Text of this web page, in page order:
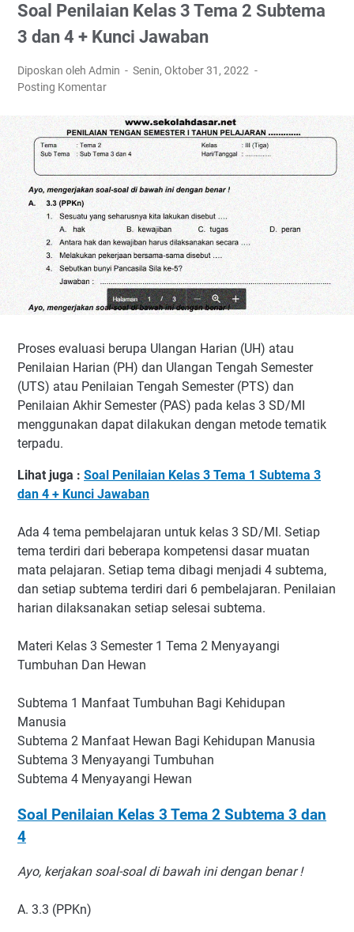
Soal Penilaian Kelas 3 Tema 2 Subtema
3 dan 4 + Kunci Jawaban
Diposkan oleh Admin
Senin, Oktober 31, 2022
Posting Komentar
Proses evaluasi berupa Ulangan Harian (UH) atau
Penilaian Harian (PH) dan Ulangan Tengah Semester
(UTS) atau Penilaian Tengah Semester (PTS) dan
Penilaian Akhir Semester (PAS) pada kelas 3 SD/MI
menggunakan dapat dilakukan dengan metode tematik
terpadu.
Lihat juga : Soal Penilaian Kelas 3 Tema 1 Subtema 3
dan 4 + Kunci Jawaban
Ada 4 tema pembelajaran untuk kelas 3 SD/MI. Setiap
tema terdiri dari beberapa kompetensi dasar muatan
mata pelajaran. Setiap tema dibagi menjadi 4 subtema,
dan setiap subtema terdiri dari 6 pembelajaran. Penilaian
harian dilaksanakan setiap selesai subtema.
Materi Kelas 3 Semester 1 Tema 2 Menyayangi
Tumbuhan Dan Hewan
Subtema 1 Manfaat Tumbuhan Bagi Kehidupan
Manusia
Subtema 2 Manfaat Hewan Bagi Kehidupan Manusia
Subtema 3 Menyayangi Tumbuhan
Subtema 4 Menyayangi Hewan
Soal Penilaian Kelas 3 Tema 2 Subtema 3 dan
4
Ayo, kerjakan soal-soal di bawah ini dengan benar !
A. 3.3 (PPKn)